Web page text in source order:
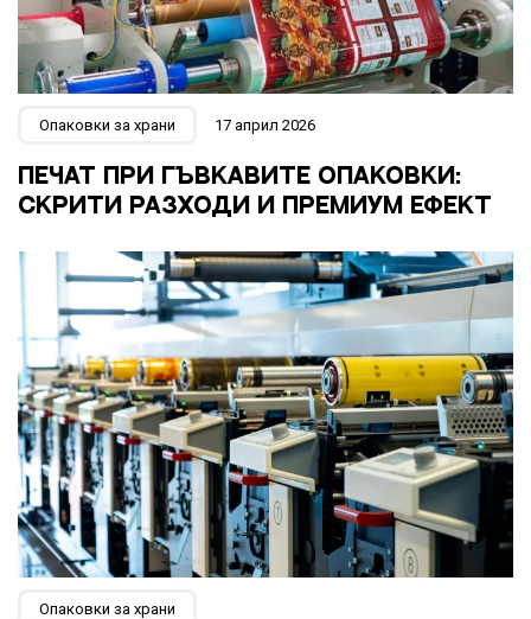
Опаковки за храни 17 април 2026
ПЕЧАТ ПРИ ГЪВКАВИТЕ ОПАКОВКИ:
СКРИТИ РАЗХОДИ И ПРЕМИУМ ЕФЕКТ
Опаковки за храни